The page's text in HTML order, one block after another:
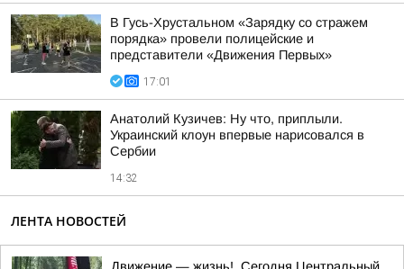
В Гусь-Хрустальном «Зарядку со стражем
порядка» провели полицейские и
представители «Движения Первых»
17:01
Анатолий Кузичев: Ну что, приплыли.
Украинский клоун впервые нарисовался в
Сербии
14:32
ЛЕНТА НОВОСТЕЙ